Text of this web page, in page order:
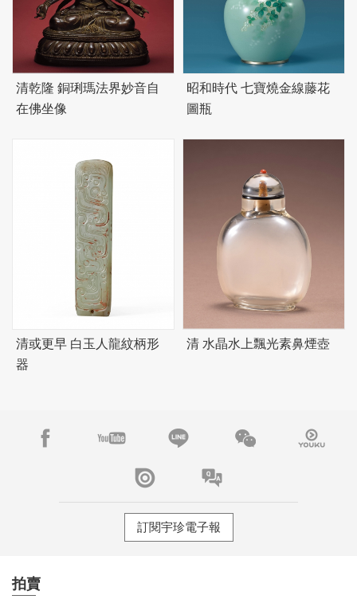
清乾隆 銅琍瑪法界妙音自
在佛坐像
昭和時代 七寶燒金線藤花
圖瓶
清或更早 白玉人龍紋柄形
器
清 水晶水上飄光素鼻煙壺
訂閱宇珍電子報
拍賣